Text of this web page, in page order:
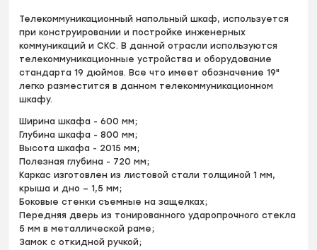
Телекоммуникационный напольный шкаф, используется
при конструировании и постройке инженерных
коммуникаций и СКС. В данной отрасли используются
телекоммуникационные устройства и оборудование
стандарта 19 дюймов. Все что имеет обозначение 19"
легко разместится в данном телекоммуникационном
шкафу.
Ширина шкафа - 600 мм;
Глубина шкафа - 800 мм;
Высота шкафа - 2015 мм;
Полезная глубина - 720 мм;
Каркас изготовлен из листовой стали толщиной 1 мм,
крыша и дно – 1,5 мм;
Боковые стенки съемные на защелках;
Передняя дверь из тонированного ударопрочного стекла
5 мм в металлической раме;
Замок с откидной ручкой;